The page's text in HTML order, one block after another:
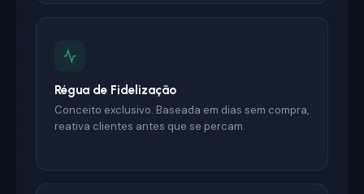
Régua de Fidelização
Conceito exclusivo. Baseada em dias sem compra,
reativa clientes antes que se percam.